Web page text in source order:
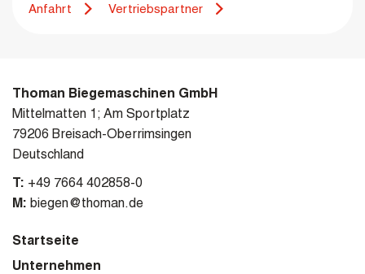
Anfahrt Vertriebspartner
Thoman Biegemaschinen GmbH
Mittelmatten 1; Am Sportplatz
79206 Breisach-Oberrimsingen
Deutschland
T: +49 7664 402858-0
M: biegen@thoman.de
Startseite
Unternehmen